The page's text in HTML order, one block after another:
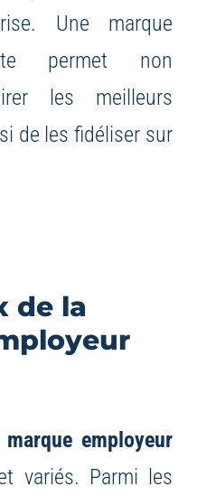
Une marque
permet non
les meilleurs
de les fidéliser sur
de la
marque employeur
variés. Parmi les